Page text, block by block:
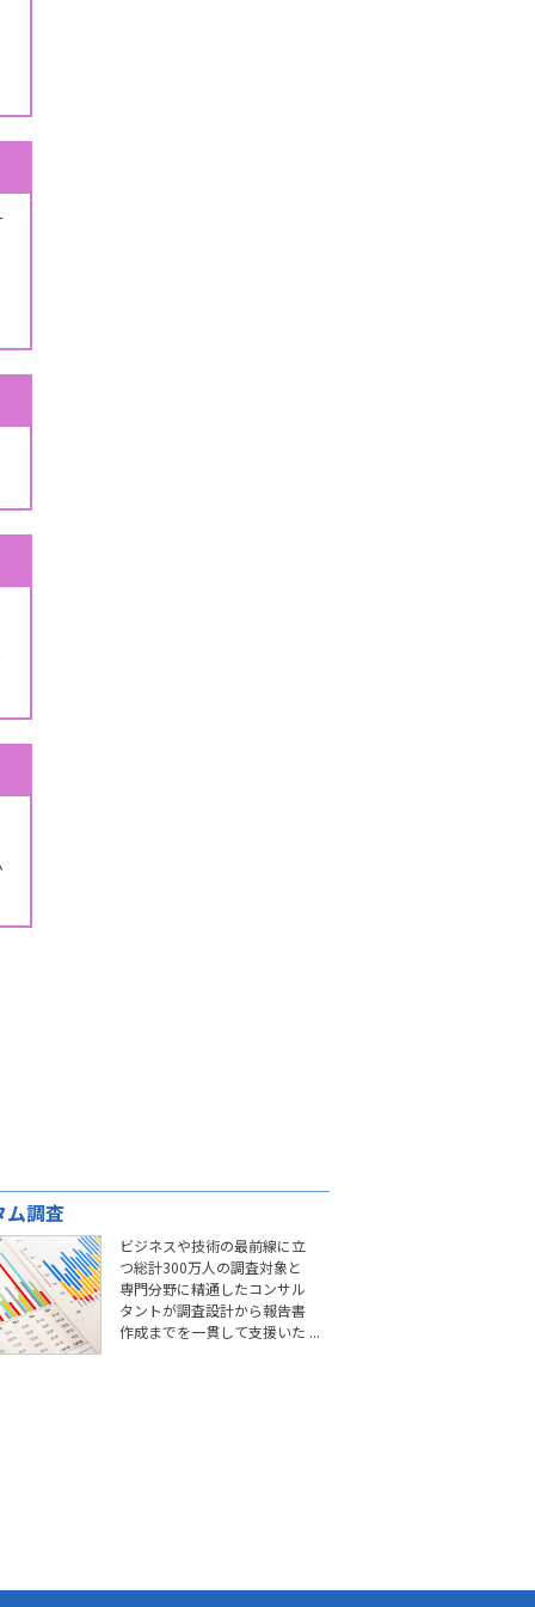
ム調査
ビジネスや技術の最前線に立
つ総計300万人の調査対象と
専門分野に精通したコンサル
タントが調査設計から報告書
作成までを一貫して支援いた